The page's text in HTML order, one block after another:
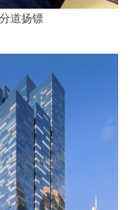
道扬镖